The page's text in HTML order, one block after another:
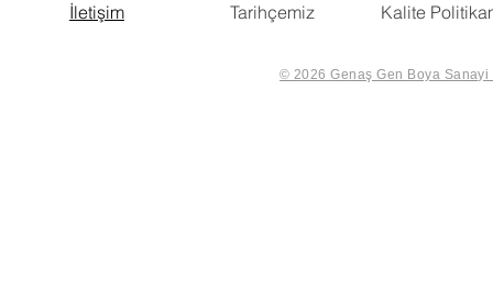
Tarihçemiz Kalite
İletişim
© 2026 Genaş Gen Boya Sanayi